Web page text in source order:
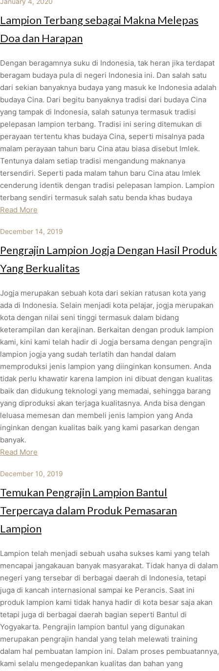
Lampion Terbang sebagai Makna Melepas
Doa dan Harapan
Dengan beragamnya suku di Indonesia, tak heran jika terdapat
beragam budaya pula di negeri Indonesia ini. Dan salah satu
dari sekian banyaknya budaya yang masuk ke Indonesia adalah
budaya Cina. Dari begitu banyaknya tradisi dari budaya Cina
yang tampak di Indonesia, salah satunya termasuk tradisi
pelepasan lampion terbang. Tradisi ini sering ditemukan di
perayaan tertentu khas budaya Cina, seperti misalnya pada
malam perayaan tahun baru Cina atau biasa disebut Imlek.
Tentunya dalam setiap tradisi mengandung maknanya
tersendiri. Seperti pada malam tahun baru Cina atau Imlek
cenderung identik dengan tradisi pelepasan lampion. Lampion
terbang sendiri termasuk salah satu benda khas budaya
Read More
December 14, 2019
Pengrajin Lampion Jogja Dengan Hasil Produk
Yang Berkualitas
Jogja merupakan sebuah kota dari sekian ratusan kota yang
ada di Indonesia. Selain menjadi kota pelajar, jogja merupakan
kota dengan nilai seni tinggi termasuk dalam bidang
keterampilan dan kerajinan. Berkaitan dengan produk lampion
kami, kini kami telah hadir di Jogja bersama dengan pengrajin
lampion jogja yang sudah terlatih dan handal dalam
memproduksi jenis lampion yang diinginkan konsumen. Anda
tidak perlu khawatir karena lampion ini dibuat dengan kualitas
baik dan didukung teknologi yang memadai, sehingga barang
yang diproduksi akan terjaga kualitasnya. Anda bisa dengan
leluasa memesan dan membeli jenis lampion yang Anda
inginkan dengan kualitas baik yang kami pasarkan dengan
banyak.
Read More
December 10, 2019
Temukan Pengrajin Lampion Bantul
Terpercaya dalam Produk Pemasaran
Lampion
Lampion telah menjadi sebuah usaha sukses kami yang telah
mencapai jangakauan banyak masyarakat. Tidak hanya di dalam
negeri yang tersebar di berbagai daerah di Indonesia, tetapi
juga di kancah internasional sampai ke Perancis. Saat ini
produk lampion kami tidak hanya hadir di kota besar saja akan
tetapi juga di berbagai daerah bagian seperti Bantul di
Yogyakarta. Pengrajin lampion bantul yang digunakan
merupakan pengrajin handal yang telah melewati training
dalam hal pembuatan lampion ini. Dalam proses pembuatannya,
kami selalu mengedepankan kualitas dan bahan yang